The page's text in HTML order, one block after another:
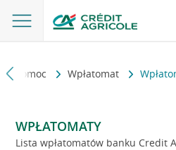
i pomoc Wpłatomat
WPŁATOMATY
Lista wpłatomatów banku Credit